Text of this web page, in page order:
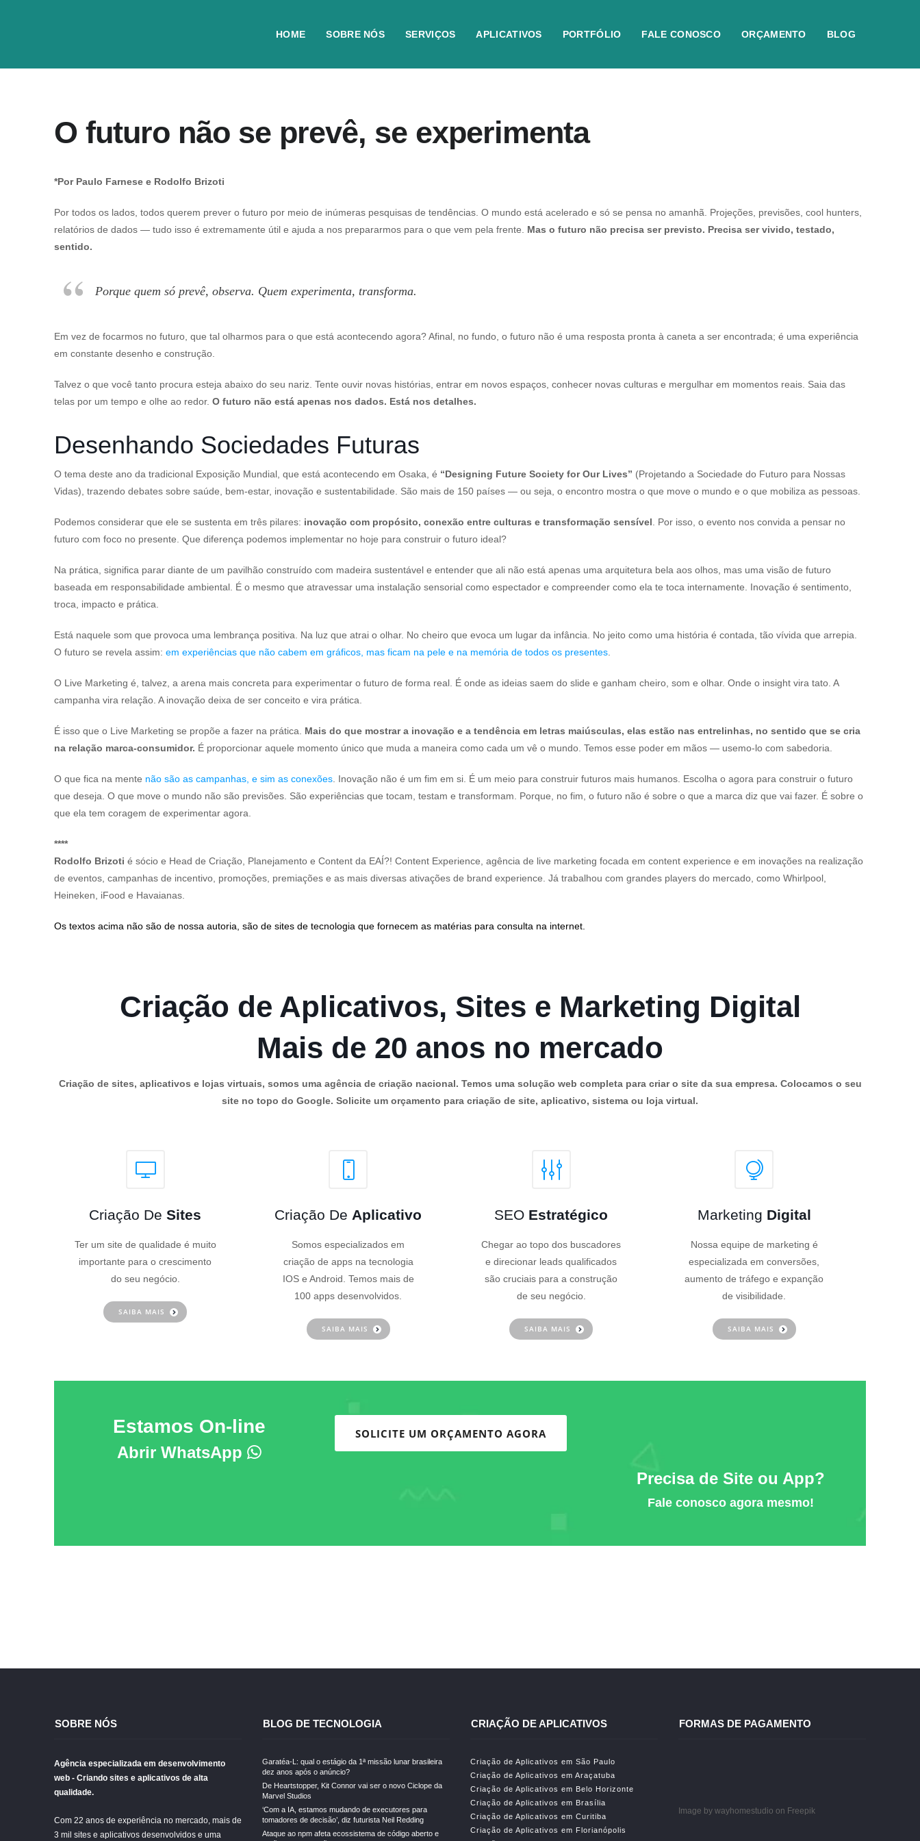
HOME SOBRE NÓS SERVIÇOS APLICATIVOS PORTFÓLIO FALE CONOSCO ORÇAMENTO BLOG
O futuro não se prevê, se experimenta
*Por Paulo Farnese e Rodolfo Brizoti
Por todos os lados, todos querem prever o futuro por meio de inúmeras pesquisas de tendências. O mundo está acelerado e só se pensa no amanhã. Projeções, previsões, cool hunters,
relatórios de dados — tudo isso é extremamente útil e ajuda a nos prepararmos para o que vem pela frente. Mas o futuro não precisa ser previsto. Precisa ser vivido, testado,
sentido.
Porque quem só prevê, observa. Quem experimenta, transforma.
Em vez de focarmos no futuro, que tal olharmos para o que está acontecendo agora? Afinal, no fundo, o futuro não é uma resposta pronta à caneta a ser encontrada; é uma experiência
em constante desenho e construção.
Talvez o que você tanto procura esteja abaixo do seu nariz. Tente ouvir novas histórias, entrar em novos espaços, conhecer novas culturas e mergulhar em momentos reais. Saia das
telas por um tempo e olhe ao redor. O futuro não está apenas nos dados. Está nos detalhes.
Desenhando Sociedades Futuras
O tema deste ano da tradicional Exposição Mundial, que está acontecendo em Osaka, é “Designing Future Society for Our Lives” (Projetando a Sociedade do Futuro para Nossas
Vidas), trazendo debates sobre saúde, bem-estar, inovação e sustentabilidade. São mais de 150 países — ou seja, o encontro mostra o que move o mundo e o que mobiliza as pessoas.
Podemos considerar que ele se sustenta em três pilares: inovação com propósito, conexão entre culturas e transformação sensível . Por isso, o evento nos convida a pensar no
futuro com foco no presente. Que diferença podemos implementar no hoje para construir o futuro ideal?
Na prática, significa parar diante de um pavilhão construído com madeira sustentável e entender que ali não está apenas uma arquitetura bela aos olhos, mas uma visão de futuro
baseada em responsabilidade ambiental. É o mesmo que atravessar uma instalação sensorial como espectador e compreender como ela te toca internamente. Inovação é sentimento,
troca, impacto e prática.
Está naquele som que provoca uma lembrança positiva. Na luz que atrai o olhar. No cheiro que evoca um lugar da infância. No jeito como uma história é contada, tão vívida que arrepia.
O futuro se revela assim: em experiências que não cabem em gráficos, mas ficam na pele e na memória de todos os presentes
O Live Marketing é, talvez, a arena mais concreta para experimentar o futuro de forma real. É onde as ideias saem do slide e ganham cheiro, som e olhar. Onde o insight vira tato. A
campanha vira relação. A inovação deixa de ser conceito e vira prática.
É isso que o Live Marketing se propõe a fazer na prática. Mais do que mostrar a inovação e a tendência em letras maiúsculas, elas estão nas entrelinhas, no sentido que se cria
na relação marca-consumidor. É proporcionar aquele momento único que muda a maneira como cada um vê o mundo. Temos esse poder em mãos — usemo-lo com sabedoria.
O que fica na mente não são as campanhas, e sim as conexões . Inovação não é um fim em si. É um meio para construir futuros mais humanos. Escolha o agora para construir o futuro
que deseja. O que move o mundo não são previsões. São experiências que tocam, testam e transformam. Porque, no fim, o futuro não é sobre o que a marca diz que vai fazer. É sobre o
que ela tem coragem de experimentar agora.
****
Rodolfo Brizoti é sócio e Head de Criação, Planejamento e Content da EAÍ?! Content Experience, agência de live marketing focada em content experience e em inovações na realização
de eventos, campanhas de incentivo, promoções, premiações e as mais diversas ativações de brand experience. Já trabalhou com grandes players do mercado, como Whirlpool,
Heineken, iFood e Havaianas.
Os textos acima não são de nossa autoria, são de sites de tecnologia que fornecem as matérias para consulta na internet.
Criação de Aplicativos, Sites e Marketing Digital
Mais de 20 anos no mercado
Criação de sites, aplicativos e lojas virtuais, somos uma agência de criação nacional. Temos uma solução web completa para criar o site da sua empresa. Colocamos o seu
site no topo do Google. Solicite um orçamento para criação de site, aplicativo, sistema ou loja virtual.
Criação DeSites
Ter um site de qualidade é muito
importante para o crescimento
do seu negócio.
SAIBA MAIS
Criação De Aplicativo
Somos especializados em
criação de apps na tecnologia
IOS e Android. Temos mais de
100 apps desenvolvidos.
SAIBA MAIS
SEO Estratégico
Chegar ao topo dos buscadores
e direcionar leads qualificados
são cruciais para a construção
de seu negócio.
SAIBA MAIS
Marketing Digital
Nossa equipe de marketing é
especializada em conversões,
aumento de tráfego e expanção
de visibilidade.
SAIBA MAIS
Estamos On-line
Abrir WhatsApp
SOLICITE UM ORÇAMENTO AGORA
Precisa de Site ou App?
Fale conosco agora mesmo!
SOBRE NÓS
Agência especializada em desenvolvimento
web - Criando sites e aplicativos de alta
qualidade.
Com 22 anos de experiência no mercado, mais de
3 mil sites e aplicativos desenvolvidos e uma
BLOG DE TECNOLOGIA
Garatéa-L: qual o estágio da 1ª missão lunar brasileira
dez anos após o anúncio?
De Heartstopper, Kit Connor vai ser o novo Ciclope da
Marvel Studios
‘Com a IA, estamos mudando de executores para
tomadores de decisão’, diz futurista Neil Redding
Ataque ao npm afeta ecossistema de código aberto e
CRIAÇÃO DE APLICATIVOS
Criação de Aplicativos em São Paulo
Criação de Aplicativos em Araçatuba
Criação de Aplicativos em Belo Horizonte
Criação de Aplicativos em Brasília
Criação de Aplicativos em Curitiba
Criação de Aplicativos em Florianópolis
FORMAS DE PAGAMENTO
Image by wayhomestudio on Freepik